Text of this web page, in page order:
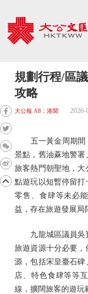
規劃行程/區
攻略
大公報 A8：港聞 2026-
五一黃金周期間
景點，舊油蔴地警
旅客熱門朝聖地，
點遊玩以短暫停留
零售、食肆等未必
益，存在旅遊發展局
九龍城區議員吳
旅遊資源十分必要
源，包括宋皇臺石
店、特色食肆等等
線，擴闊旅客的遊玩